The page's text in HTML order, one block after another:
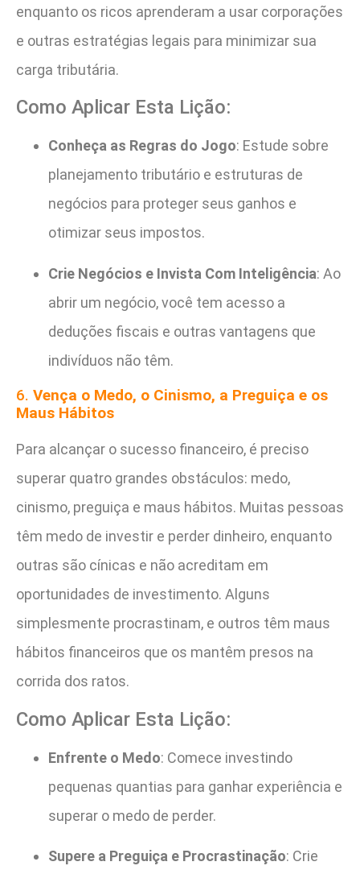
enquanto os ricos aprenderam a usar corporações
e outras estratégias legais para minimizar sua
carga tributária.
Como Aplicar Esta Lição:
Conheça as Regras do Jogo: Estude sobre
planejamento tributário e estruturas de
negócios para proteger seus ganhos e
otimizar seus impostos.
Crie Negócios e Invista Com Inteligência: Ao
abrir um negócio, você tem acesso a
deduções fiscais e outras vantagens que
indivíduos não têm.
6. Vença o Medo, o Cinismo, a Preguiça e os
Maus Hábitos
Para alcançar o sucesso financeiro, é preciso
superar quatro grandes obstáculos: medo,
cinismo, preguiça e maus hábitos. Muitas pessoas
têm medo de investir e perder dinheiro, enquanto
outras são cínicas e não acreditam em
oportunidades de investimento. Alguns
simplesmente procrastinam, e outros têm maus
hábitos financeiros que os mantêm presos na
corrida dos ratos.
Como Aplicar Esta Lição:
Enfrente o Medo: Comece investindo
pequenas quantias para ganhar experiência e
superar o medo de perder.
Supere a Preguiça e Procrastinação: Crie